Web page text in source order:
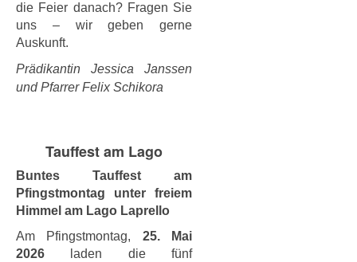
die Feier danach? Fragen Sie
uns – wir geben gerne
Auskunft.
Prädikantin Jessica Janssen
und Pfarrer Felix Schikora
Tauffest am Lago
Buntes Tauffest am
Pfingstmontag unter freiem
Himmel am Lago Laprello
Am Pfingstmontag, 25. Mai
2026 laden die fünf